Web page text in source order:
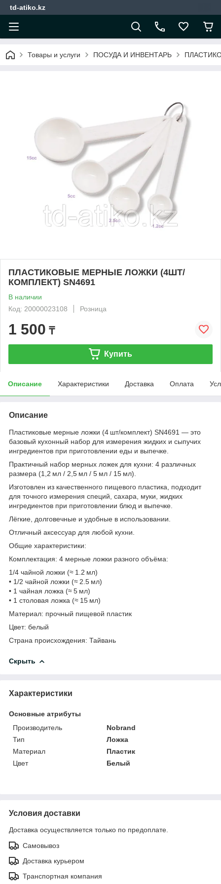
td-atiko.kz
Товары и услуги ПОСУДА И ИНВЕНТАРЬ
ПЛАСТИКОВЫЕ МЕРНЫЕ ЛОЖКИ (4ШТ/
КОМПЛЕКТ) SN4691
В наличии
Код: 20000023108
Розница
1 500 ₸
Купить
Описание Характеристики Доставка Оплата
Описание
Пластиковые мерные ложки (4 шт/комплект) SN4691 — это
базовый кухонный набор для измерения жидких и сыпучих
ингредиентов при приготовлении еды и выпечке.
Практичный набор мерных ложек для кухни: 4 различных
размера (1,2 мл / 2,5 мл / 5 мл / 15 мл).
Изготовлен из качественного пищевого пластика, подходит
для точного измерения специй, сахара, муки, жидких
ингредиентов при приготовлении блюд и выпечке.
Лёгкие, долговечные и удобные в использовании.
Отличный аксессуар для любой кухни.
Общие характеристики:
Комплектация: 4 мерные ложки разного объёма:
1/4 чайной ложки (≈ 1.2 мл)
• 1/2 чайной ложки (≈ 2.5 мл)
• 1 чайная ложка (≈ 5 мл)
• 1 столовая ложка (≈ 15 мл)
Материал: прочный пищевой пластик
Цвет: белый
Страна происхождения: Тайвань
Скрыть
Характеристики
Основные атрибуты
Производитель
Nobrand
Тип
Ложка
Материал
Пластик
Цвет
Белый
Условия доставки
Доставка осуществляется только по предоплате.
Самовывоз
Доставка курьером
Транспортная компания